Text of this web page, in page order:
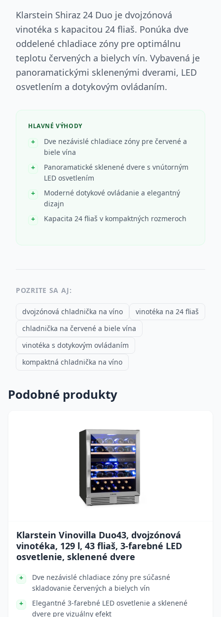
Klarstein Shiraz 24 Duo je dvojzónová
vinotéka s kapacitou 24 fliaš. Ponúka dve
oddelené chladiace zóny pre optimálnu
teplotu červených a bielych vín. Vybavená je
panoramatickými sklenenými dverami, LED
osvetlením a dotykovým ovládaním.
HLAVNÉ VÝHODY
Dve nezávislé chladiace zóny pre červené a
biele vína
Panoramatické sklenené dvere s vnútorným
LED osvetlením
Moderné dotykové ovládanie a elegantný
dizajn
Kapacita 24 fliaš v kompaktných rozmeroch
POZRITE SA AJ:
dvojzónová chladnička na víno
vinotéka na 24 fliaš
chladnička na červené a biele vína
vinotéka s dotykovým ovládaním
kompaktná chladnička na víno
Podobné produkty
Klarstein Vinovilla Duo43, dvojzónová
vinotéka, 129 l, 43 fliaš, 3-farebné LED
osvetlenie, sklenené dvere
Dve nezávislé chladiace zóny pre súčasné
skladovanie červených a bielych vín
Elegantné 3-farebné LED osvetlenie a sklenené
dvere pre vizuálny efekt